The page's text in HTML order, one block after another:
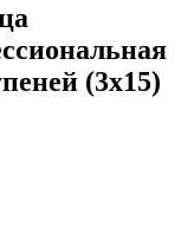
(3х15)